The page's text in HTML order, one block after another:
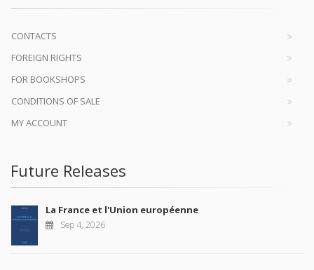
CONTACTS
FOREIGN RIGHTS
FOR BOOKSHOPS
CONDITIONS OF SALE
MY ACCOUNT
Future Releases
La France et l'Union européenne
Sep 4, 2026